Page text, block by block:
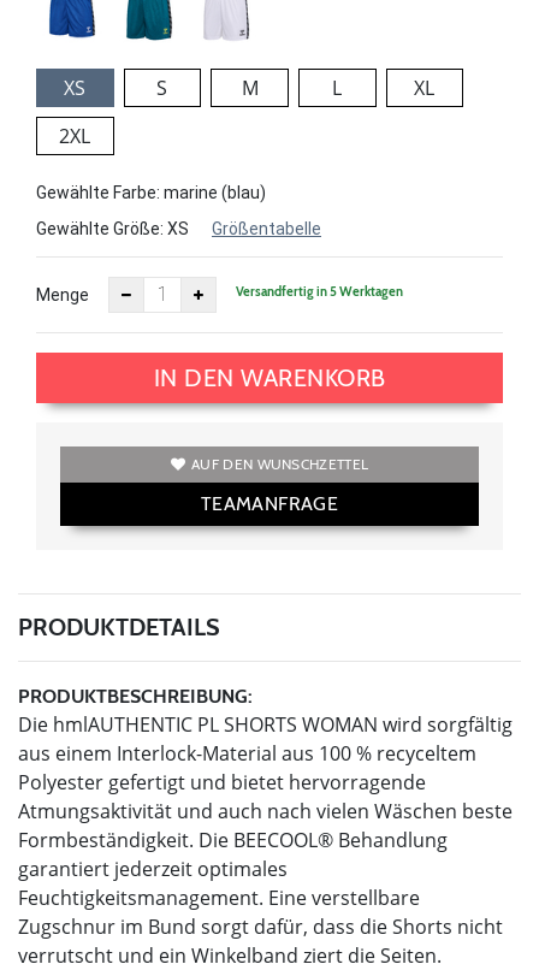
XS S M L
XL
2XL
Gewählte Farbe: marine (blau)
Gewählte Größe: XS Größentabelle
Menge Versandfertig in 5 Werktagen
IN DEN WARENKORB
AUF DEN WUNSCHZETTEL
TEAMANFRAGE
PRODUKTDETAILS
PRODUKTBESCHREIBUNG:
Die hmlAUTHENTIC PL SHORTS WOMAN wird sorgfältig
aus einem Interlock-Material aus 100 % recyceltem
Polyester gefertigt und bietet hervorragende
Atmungsaktivität und auch nach vielen Wäschen beste
Formbeständigkeit. Die BEECOOL® Behandlung
garantiert jederzeit optimales
Feuchtigkeitsmanagement. Eine verstellbare
Zugschnur im Bund sorgt dafür, dass die Shorts nicht
verrutscht und ein Winkelband ziert die Seiten.